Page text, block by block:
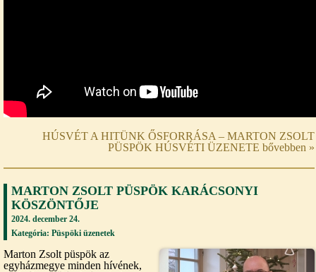
HÚSVÉT A HITÜNK ŐSFORRÁSA – MARTON ZSOLT
PÜSPÖK HÚSVÉTI ÜZENETE bővebben »
MARTON ZSOLT PÜSPÖK KARÁCSONYI
KÖSZÖNTŐJE
2024. december 24.
Kategória: Püspöki üzenetek
Marton Zsolt püspök az
egyházmegye minden hívének,